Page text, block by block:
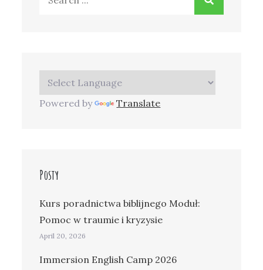
Powered by Translate
Posty
Kurs poradnictwa biblijnego Moduł:
Pomoc w traumie i kryzysie
April 20, 2026
Immersion English Camp 2026